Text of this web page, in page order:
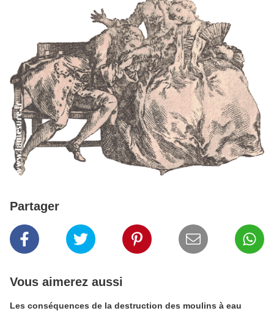
Partager
Vous aimerez aussi
Les conséquences de la destruction des moulins à eau